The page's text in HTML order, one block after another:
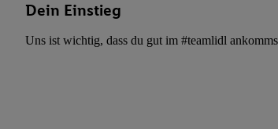
Dein Einstieg
Uns ist wichtig, dass du gut im #teamlidl